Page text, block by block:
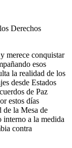
Derechos
merece conquistar
esos
la realidad de los
desde Estados
de Paz
estos días
de la Mesa de
a la medida
contra